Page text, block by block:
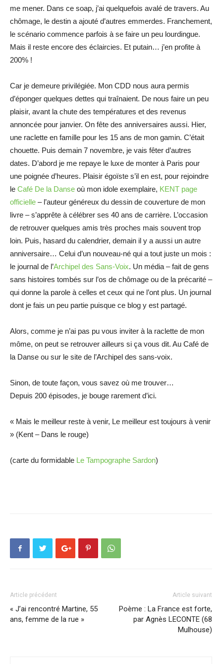
me mener. Dans ce soap, j’ai quelquefois avalé de travers. Au
chômage, le destin a ajouté d’autres emmerdes. Franchement,
le scénario commence parfois à se faire un peu lourdingue.
Mais il reste encore des éclaircies. Et putain… j’en profite à
200% !
Car je demeure privilégiée. Mon CDD nous aura permis
d’éponger quelques dettes qui traînaient. De nous faire un peu
plaisir, avant la chute des températures et des revenus
annoncée pour janvier. On fête des anniversaires aussi. Hier,
une raclette en famille pour les 15 ans de mon gamin. C’était
chouette. Puis demain 7 novembre, je vais fêter d’autres
dates. D’abord je me repaye le luxe de monter à Paris pour
une poignée d’heures. Plaisir égoïste s’il en est, pour rejoindre
le Café De la Danse où mon idole exemplaire, KENT page
officielle – l’auteur généreux du dessin de couverture de mon
livre – s’apprête à célébrer ses 40 ans de carrière. L’occasion
de retrouver quelques amis très proches mais souvent trop
loin. Puis, hasard du calendrier, demain il y a aussi un autre
anniversaire… Celui d’un nouveau-né qui a tout juste un mois :
le journal de l’Archipel des Sans-Voix. Un média – fait de gens
sans histoires tombés sur l’os de chômage ou de la précarité –
qui donne la parole à celles et ceux qui ne l’ont plus. Un journal
dont je fais un peu partie puisque ce blog y est partagé.
Alors, comme je n’ai pas pu vous inviter à la raclette de mon
môme, on peut se retrouver ailleurs si ça vous dit. Au Café de
la Danse ou sur le site de l’Archipel des sans-voix.
Sinon, de toute façon, vous savez où me trouver…
Depuis 200 épisodes, je bouge rarement d’ici.
« Mais le meilleur reste à venir, Le meilleur est toujours à venir
» (Kent – Dans le rouge)
(carte du formidable Le Tampographe Sardon)
Article précédent
« J’ai rencontré Martine, 55
ans, femme de la rue »
Article suivant
Poème : La France est forte,
par Agnès LECONTE (68
Mulhouse)